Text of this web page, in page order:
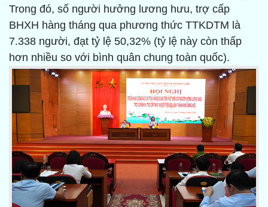
Trong đó, số người hưởng lương hưu, trợ cấp
BHXH hàng tháng qua phương thức TTKDTM là
7.338 người, đạt tỷ lệ 50,32% (tỷ lệ này còn thấp
hơn nhiều so với bình quân chung toàn quốc).